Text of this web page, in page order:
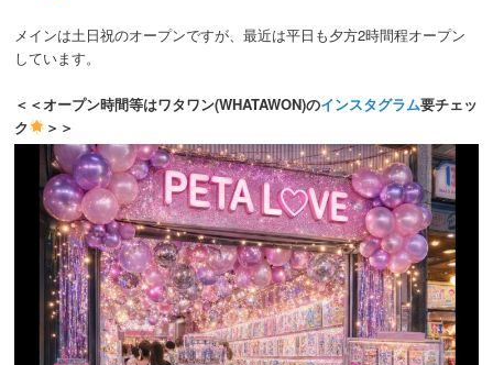
メインは土日祝のオープンですが、最近は平日も夕方2時間程オープン
しています。
＜＜オープン時間等はワタワン(WHATAWON)のインスタグラム要チェッ
ク
＞＞